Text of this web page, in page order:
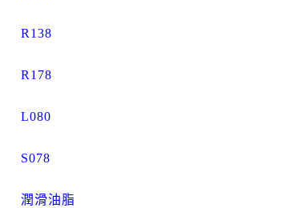
R138
R178
L080
S078
潤滑油脂